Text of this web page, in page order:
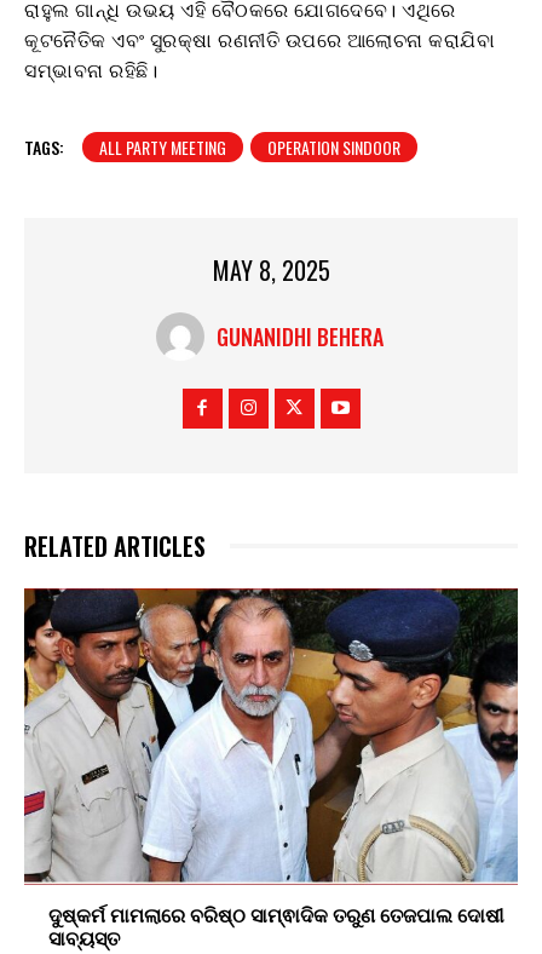
ରାହୁଲ ଗାନ୍ଧି ଉଭୟ ଏହି ବୈଠକରେ ଯୋଗଦେବେ। ଏଥିରେ
କୂଟନୈତିକ ଏବଂ ସୁରକ୍ଷା ରଣନୀତି ଉପରେ ଆଲୋଚନା କରାଯିବା
ସମ୍ଭାବନା ରହିଛି।
TAGS: ALL PARTY MEETING OPERATION SINDOOR
MAY 8, 2025
GUNANIDHI BEHERA
RELATED ARTICLES
ଦୁଷ୍କର୍ମ ମାମଲାରେ ବରିଷ୍ଠ ସାମ୍ଵାଦିକ ତରୁଣ ତେଜପାଲ ଦୋଷୀ
ସାବ୍ୟସ୍ତ